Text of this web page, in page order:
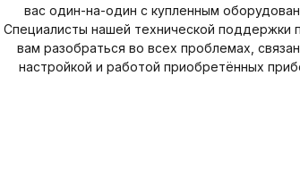
вас один-на-один с купленным
Специалисты нашей технической поддержки
вам разобраться во всех проблемах,
настройкой и работой приобретённых